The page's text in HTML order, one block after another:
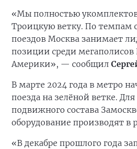
«Мы полностью
Троицкую ветку. По темпам
поездов Москва занимает
позиции среди
Америки», — сообщил
В марте 2024 года в метро
поезда на зелёной ветке.
подвижного состава
оборудование производят в
«В декабре прошлого года